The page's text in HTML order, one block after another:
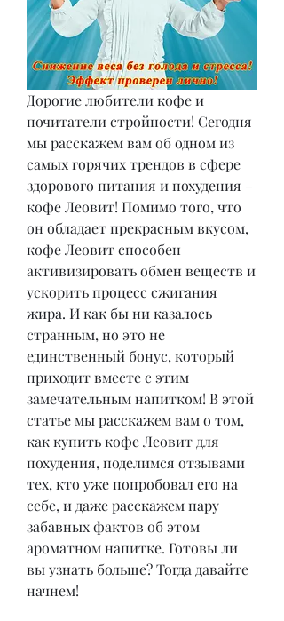
Дорогие любители кофе и
почитатели стройности! Сегодня
мы расскажем вам об одном из
самых горячих трендов в сфере
здорового питания и похудения –
кофе Леовит! Помимо того, что
он обладает прекрасным вкусом,
кофе Леовит способен
активизировать обмен веществ и
ускорить процесс сжигания
жира. И как бы ни казалось
странным, но это не
единственный бонус, который
приходит вместе с этим
замечательным напитком! В этой
статье мы расскажем вам о том,
как купить кофе Леовит для
похудения, поделимся отзывами
тех, кто уже попробовал его на
себе, и даже расскажем пару
забавных фактов об этом
ароматном напитке. Готовы ли
вы узнать больше? Тогда давайте
начнем!